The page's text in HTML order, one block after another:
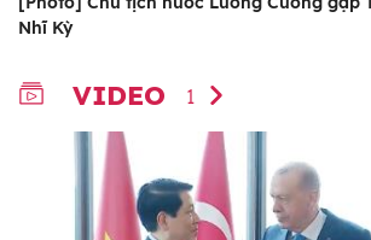
Nhĩ Kỳ
VIDEO 1